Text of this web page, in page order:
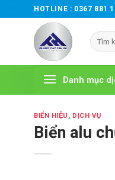
đến
HOTLINE : 0367 881
Danh mục
BIỂN HIỆU , DỊCH VỤ
Biển alu